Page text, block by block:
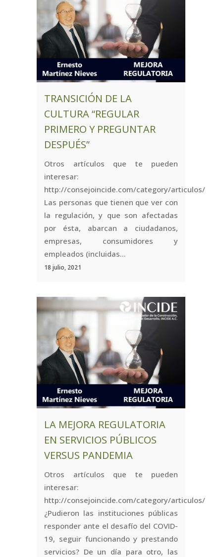
TRANSICIÓN DE LA
CULTURA “REGULAR
PRIMERO Y PREGUNTAR
DESPUÉS”
Otros artículos que te pueden
interesar:
http://consejoincide.com/category/articulos/
Las personas que tienen que ver con
la regulación, y que son afectadas
por ésta, abarcan a ciudadanos,
empresas, consumidores y
empleados (incluidas...
18 julio, 2021
LA MEJORA REGULATORIA
EN SERVICIOS PÚBLICOS
VERSUS PANDEMIA
Otros artículos que te pueden
interesar:
http://consejoincide.com/category/articulos/
¿Pudieron las instituciones públicas
responder ante el desafío del COVID-
19, seguir funcionando y prestando
servicios? De un día para otro, las